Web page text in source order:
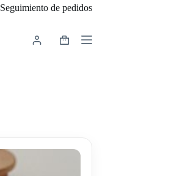
Seguimiento de pedidos
Carro